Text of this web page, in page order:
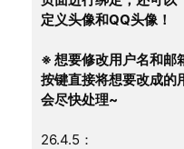
定义头像和QQ头像！
※ 想要修改用户名和邮
按键直接将想要改成的
会尽快处理~
26.4.5：